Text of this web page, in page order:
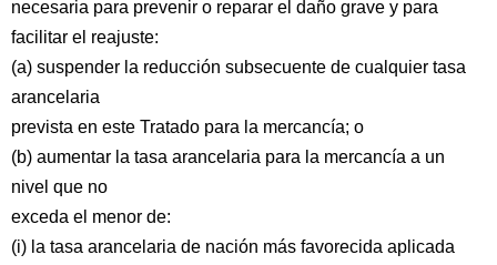
necesaria para prevenir o reparar el daño grave y para
facilitar el reajuste:
(a) suspender la reducción subsecuente de cualquier tasa
arancelaria
prevista en este Tratado para la mercancía; o
(b) aumentar la tasa arancelaria para la mercancía a un
nivel que no
exceda el menor de:
(i) la tasa arancelaria de nación más favorecida aplicada